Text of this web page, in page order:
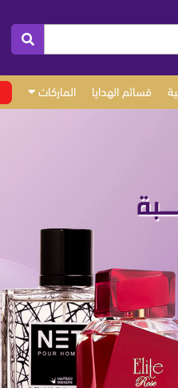
قسائم الهدايا الماركات